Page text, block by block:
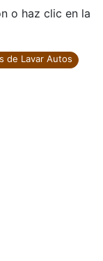
o haz clic en la
de Lavar Autos